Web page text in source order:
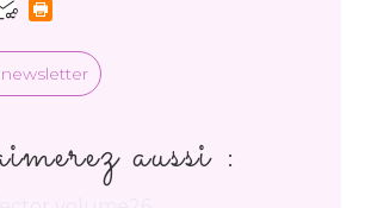
newsletter
aussi :